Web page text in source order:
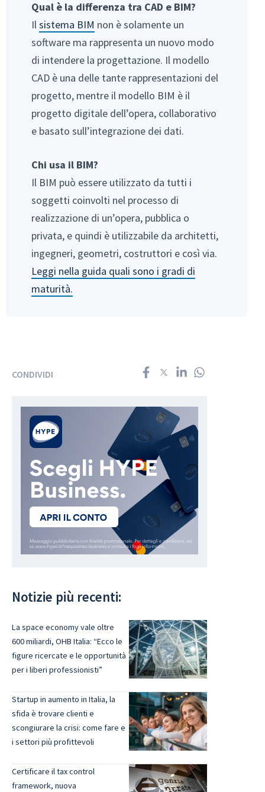
Qual è la differenza tra CAD e BIM?
Ilsistema BIM non è solamente un
software ma rappresenta un nuovo modo
di intendere la progettazione. Il modello
CAD è una delle tante rappresentazioni del
progetto, mentre il modello BIM è il
progetto digitale dell’opera, collaborativo
e basato sull’integrazione dei dati.
Chi usa il BIM?
Il BIM può essere utilizzato da tutti i
soggetti coinvolti nel processo di
realizzazione di un’opera, pubblica o
privata, e quindi è utilizzabile da architetti,
ingegneri, geometri, costruttori e così via.
Leggi nella guida quali sono i gradi di
maturità.
CONDIVIDI
Notizie più recenti:
La space economy vale oltre
600 miliardi, OHB Italia: “Ecco le
figure ricercate e le opportunità
per i liberi professionisti”
Startup in aumento in Italia, la
sfida è trovare clienti e
scongiurare la crisi: come fare e
i settori più profittevoli
Certificare il tax control
framework, nuova